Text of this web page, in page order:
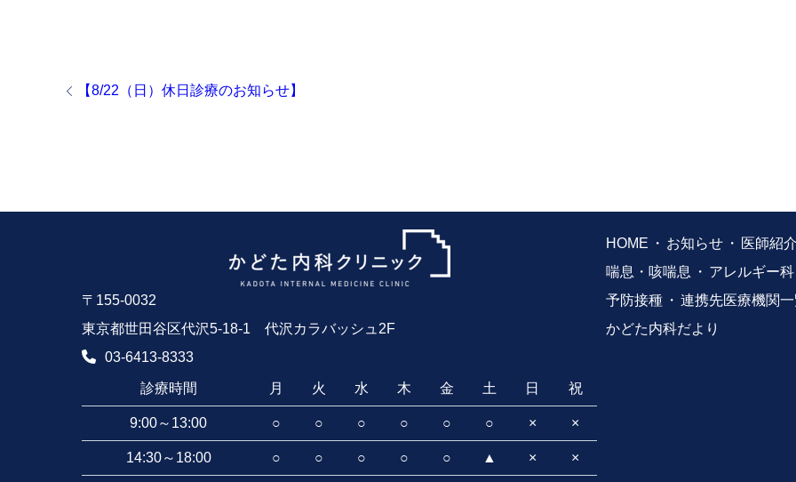
【8/22（日）休日診療のお知らせ】
〒155-0032
東京都世田谷区代沢5-18-1 代沢カラバッシュ2F
03-6413-8333
診療時間 月 火 水 木 金 土 日 祝
9:00～13:00 ○ ○ ○ ○ ○ ○ × ×
14:30～18:00 ○ ○ ○ ○ ○ ▲ × ×
HOME お知らせ
医師紹
喘息・咳喘息
アレルギー科
予防接種
連携先医療機関
かどた内科だより